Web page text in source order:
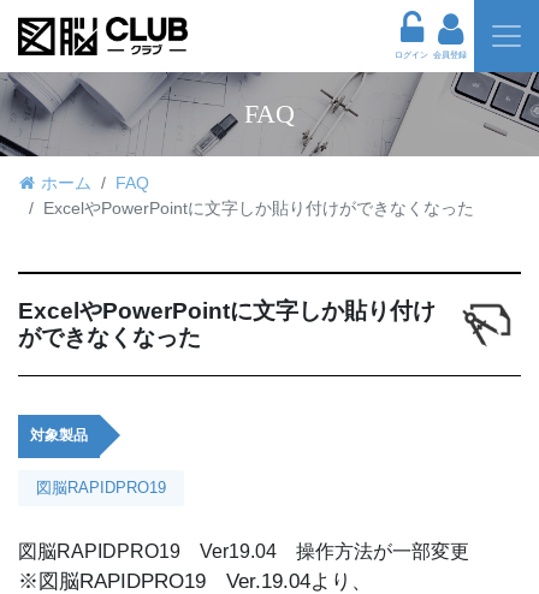
ログイン 会員登録
FAQ
ホーム
FAQ
ExcelやPowerPointに文字しか貼り付けができなくなった
ExcelやPowerPointに文字しか貼り付け
ができなくなった
対象製品
図脳RAPIDPRO19
図脳RAPIDPRO19 Ver19.04 操作方法が一部変更
※図脳RAPIDPRO19 Ver.19.04より、